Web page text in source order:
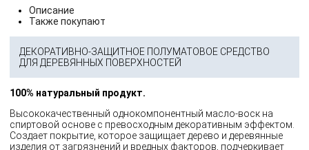
Описание
Также покупают
ДЕКОРАТИВНО-ЗАЩИТНОЕ ПОЛУМАТОВОЕ СРЕДСТВО
ДЛЯ ДЕРЕВЯННЫХ ПОВЕРХНОСТЕЙ
100% натуральный продукт.
Высококачественный однокомпонентный масло-воск на
спиртовой основе с превосходным декоративным эффектом.
Создает покрытие, которое защищает дерево и деревянные
изделия от загрязнений и вредных факторов, подчеркивает